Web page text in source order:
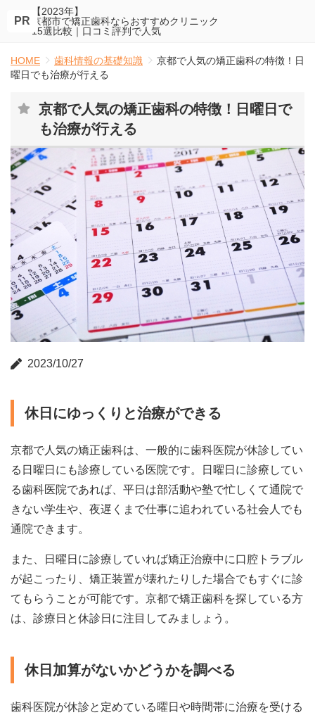
【2023年】
京都市で矯正歯科ならおすすめクリニック
15選比較｜口コミ評判で人気
PR
HOME 歯科情報の基礎知識
京都で人気の矯正歯科の特徴！日
曜日でも治療が行える
京都で人気の矯正歯科の特徴！日曜日で
も治療が行える
2023/10/27
休日にゆっくりと治療ができる
京都で人気の矯正歯科は、一般的に歯科医院が休診してい
る日曜日にも診療している医院です。日曜日に診療してい
る歯科医院であれば、平日は部活動や塾で忙しくて通院で
きない学生や、夜遅くまで仕事に追われている社会人でも
通院できます。
また、日曜日に診療していれば矯正治療中に口腔トラブル
が起こったり、矯正装置が壊れたりした場合でもすぐに診
てもらうことが可能です。京都で矯正歯科を探している方
は、診療日と休診日に注目してみましょう。
休日加算がないかどうかを調べる
歯科医院が休診と定めている曜日や時間帯に治療を受ける